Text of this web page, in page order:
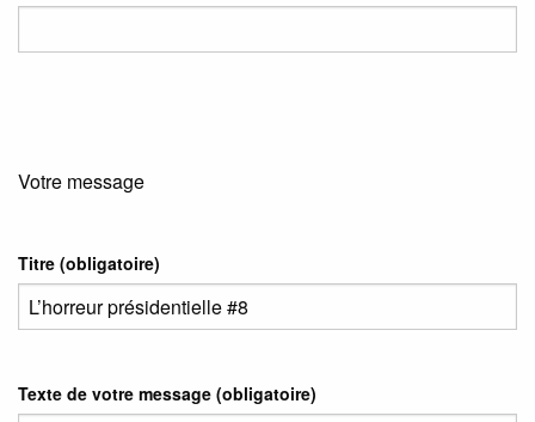
Votre message
Titre (obligatoire)
Texte de votre message (obligatoire)